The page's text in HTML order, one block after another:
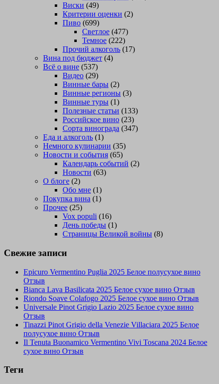
Виски (49)
Критерии оценки (2)
Пиво (699)
Светлое (477)
Темное (222)
Прочий алкоголь (17)
Вина под бюджет (4)
Всё о вине (537)
Видео (29)
Винные бары (2)
Винные регионы (3)
Винные туры (1)
Полезные статьи (133)
Российское вино (23)
Сорта винограда (347)
Еда и алкоголь (1)
Немного кулинарии (35)
Новости и события (65)
Календарь событий (2)
Новости (63)
О блоге (2)
Обо мне (1)
Покупка вина (1)
Прочее (25)
Vox populi (16)
День победы (1)
Страницы Великой войны (8)
Свежие записи
Epicuro Vermentino Puglia 2025 Белое полусухое вино
Отзыв
Bianca Lava Basilicata 2025 Белое сухое вино Отзыв
Riondo Soave Colafogo 2025 Белое сухое вино Отзыв
Universale Pinot Grigio Lazio 2025 Белое сухое вино
Отзыв
Tinazzi Pinot Grigio della Venezie Villaciara 2025 Белое
полусухое вино Отзыв
Il Tenuta Buonamico Vermentino Vivi Toscana 2024 Белое
сухое вино Отзыв
Теги